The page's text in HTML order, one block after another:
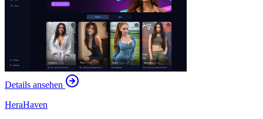
Details ansehen
HeraHaven